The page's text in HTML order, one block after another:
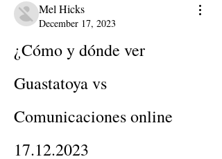
Mel Hicks
December 17, 2023
¿Cómo y dónde ver
Guastatoya vs
Comunicaciones online
17.12.2023